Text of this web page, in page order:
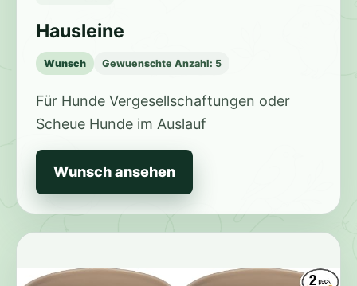
Hausleine
Wunsch Gewuenschte Anzahl: 5
Für Hunde Vergesellschaftungen oder
Scheue Hunde im Auslauf
Wunsch ansehen